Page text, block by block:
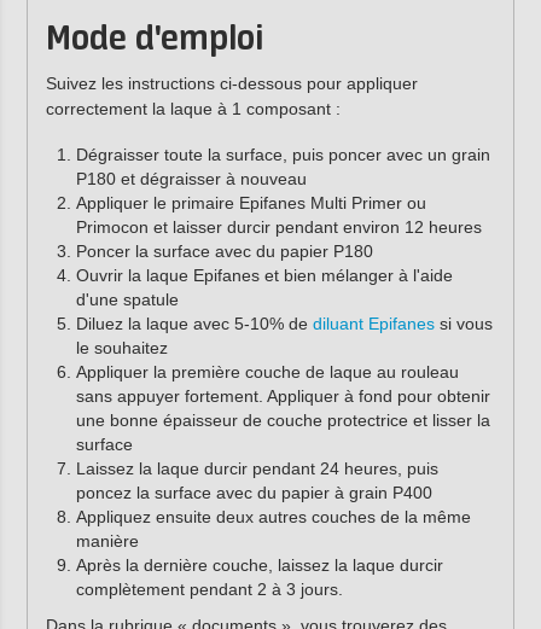
Mode d'emploi
Suivez les instructions ci-dessous pour appliquer
correctement la laque à 1 composant :
Dégraisser toute la surface, puis poncer avec un grain
P180 et dégraisser à nouveau
Appliquer le primaire Epifanes Multi Primer ou
Primocon et laisser durcir pendant environ 12 heures
Poncer la surface avec du papier P180
Ouvrir la laque Epifanes et bien mélanger à l'aide
d'une spatule
Diluez la laque avec 5-10% de diluant Epifanessi vous
le souhaitez
Appliquer la première couche de laque au rouleau
sans appuyer fortement. Appliquer à fond pour obtenir
une bonne épaisseur de couche protectrice et lisser la
surface
Laissez la laque durcir pendant 24 heures, puis
poncez la surface avec du papier à grain P400
Appliquez ensuite deux autres couches de la même
manière
Après la dernière couche, laissez la laque durcir
complètement pendant 2 à 3 jours.
Dans la rubrique « documents », vous trouverez des